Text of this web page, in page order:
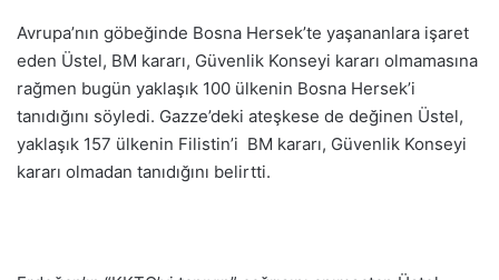
Avrupa’nın göbeğinde Bosna Hersek’te yaşananlara işaret
eden Üstel, BM kararı, Güvenlik Konseyi kararı olmamasına
rağmen bugün yaklaşık 100 ülkenin Bosna Hersek’i
tanıdığını söyledi. Gazze’deki ateşkese de değinen Üstel,
yaklaşık 157 ülkenin Filistin’i BM kararı, Güvenlik Konseyi
kararı olmadan tanıdığını belirtti.